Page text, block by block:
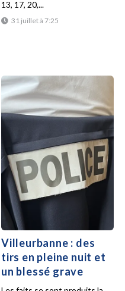
31 juillet à 7:25
13, 17, 20,...
Villeurbanne : des
tirs en pleine nuit et
un blessé grave